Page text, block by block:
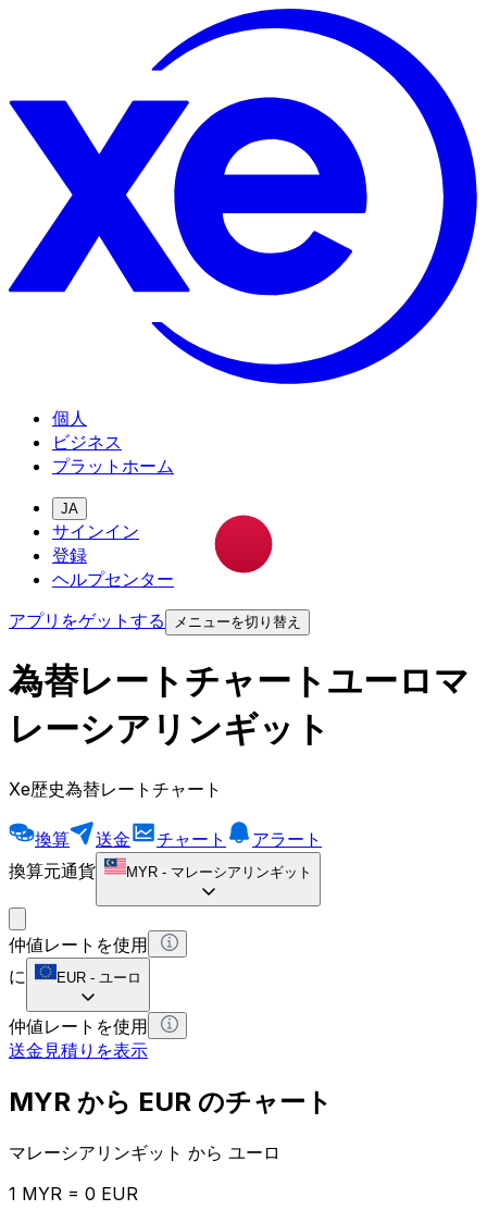
個人
ビジネス
プラットホーム
JA
サインイン
登録
ヘルプセンター
アプリをゲットする
メニューを切り替え
為替レートチャートユーロマ
レーシアリンギット
Xe歴史為替レートチャート
換算 送金 チャート
アラート
換算元通貨
MYR - マレーシアリンギット
仲値レートを使用
に
EUR - ユーロ
仲値レートを使用
送金見積りを表示
MYR から EUR のチャート
マレーシアリンギット から ユーロ
1 MYR = 0 EUR